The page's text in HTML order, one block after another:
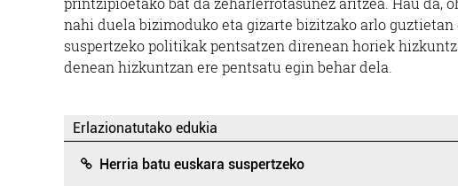
nahi duela bizimoduko eta gizarte bizitzako arlo
suspertzeko politikak pentsatzen direnean horiek
denean hizkuntzan ere pentsatu egin behar dela.
Erlazionatutako edukia
Herria batu euskara suspertzeko